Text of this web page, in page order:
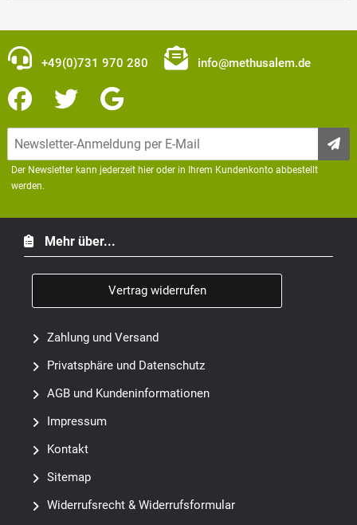
+49(0)731 970 280 info@methusalem.de
Der Newsletter kann jederzeit hier oder in Ihrem Kundenkonto abbestellt
werden.
Mehr über...
Vertrag widerrufen
Zahlung und Versand
Privatsphäre und Datenschutz
AGB und Kundeninformationen
Impressum
Kontakt
Sitemap
Widerrufsrecht & Widerrufsformular